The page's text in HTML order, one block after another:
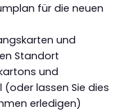
für die neuen
und
Standort
und
lassen Sie dies
erledigen)